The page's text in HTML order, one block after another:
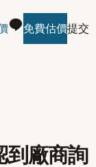
免費估價提交
到廠商詢